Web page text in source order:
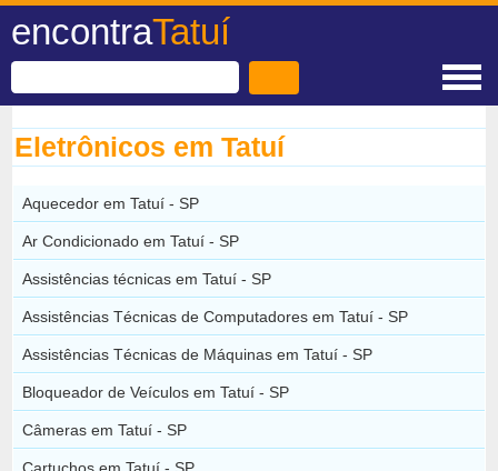
encontraTatuí
Eletrônicos em Tatuí
Aquecedor em Tatuí - SP
Ar Condicionado em Tatuí - SP
Assistências técnicas em Tatuí - SP
Assistências Técnicas de Computadores em Tatuí - SP
Assistências Técnicas de Máquinas em Tatuí - SP
Bloqueador de Veículos em Tatuí - SP
Câmeras em Tatuí - SP
Cartuchos em Tatuí - SP